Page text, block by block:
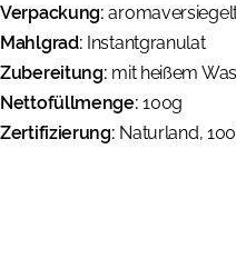
Verpackung:
Mahlgrad: Instantgranulat
Zubereitung: mit heißem
Nettofüllmenge: 100g
Zertifizierung: Naturland,